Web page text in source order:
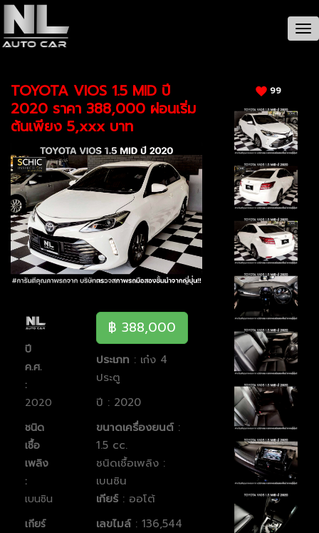
TOYOTA VIOS 1.5 MID ปี
2020 ราคา 388,000 ผ่อนเริ่ม
ต้นเพียง 5,xxx บาท
ปี
ค.ศ.
:
2020
ชนิด
เชื้อ
เพลิง
:
เบนซิน
เกียร์
฿ 388,000
ประเภท : เก๋ง 4
ประตู
ปี : 2020
ขนาดเครื่องยนต์:
1.5 cc.
ชนิดเชื้อเพลิง :
เบนซิน
เกียร์: ออโต้
เลขไมล์: 136,544
99